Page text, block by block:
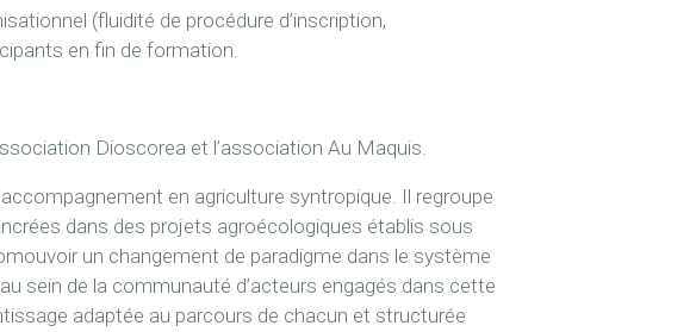
(fluidité de procédure d’inscription,
en fin de formation.
Dioscorea et l’association Au Maquis.
en agriculture syntropique. Il regroupe
dans des projets agroécologiques établis sous
un changement de paradigme dans le système
sein de la communauté d’acteurs engagés dans cette
adaptée au parcours de chacun et structurée